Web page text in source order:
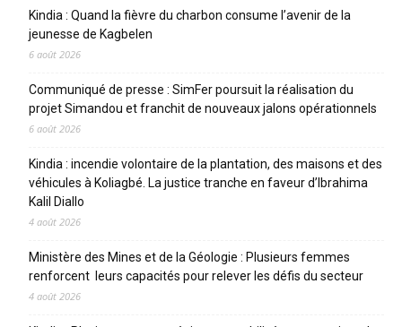
Kindia : Quand la fièvre du charbon consume l’avenir de la
jeunesse de Kagbelen
6 août 2026
Communiqué de presse : SimFer poursuit la réalisation du
projet Simandou et franchit de nouveaux jalons opérationnels
6 août 2026
Kindia : incendie volontaire de la plantation, des maisons et des
véhicules à Koliagbé. La justice tranche en faveur d’Ibrahima
Kalil Diallo
4 août 2026
Ministère des Mines et de la Géologie : Plusieurs femmes
renforcent leurs capacités pour relever les défis du secteur
4 août 2026